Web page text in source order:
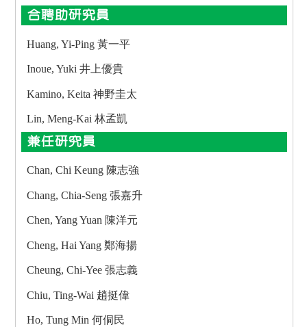
合聘助研究員
Huang, Yi-Ping 黃一平
Inoue, Yuki 井上優貴
Kamino, Keita 神野圭太
Lin, Meng-Kai 林孟凱
兼任研究員
Chan, Chi Keung 陳志強
Chang, Chia-Seng 張嘉升
Chen, Yang Yuan 陳洋元
Cheng, Hai Yang 鄭海揚
Cheung, Chi-Yee 張志義
Chiu, Ting-Wai 趙挺偉
Ho, Tung Min 何侗民